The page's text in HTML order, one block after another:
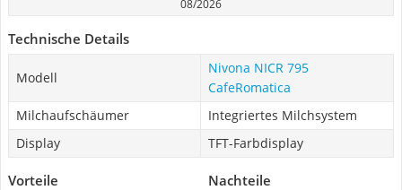
08/2026
Technische Details
Modell
Nivona NICR 795
CafeRomatica
Milchaufschäumer
Integriertes Milchsystem
Display
TFT-Farbdisplay
Vorteile Nachteile